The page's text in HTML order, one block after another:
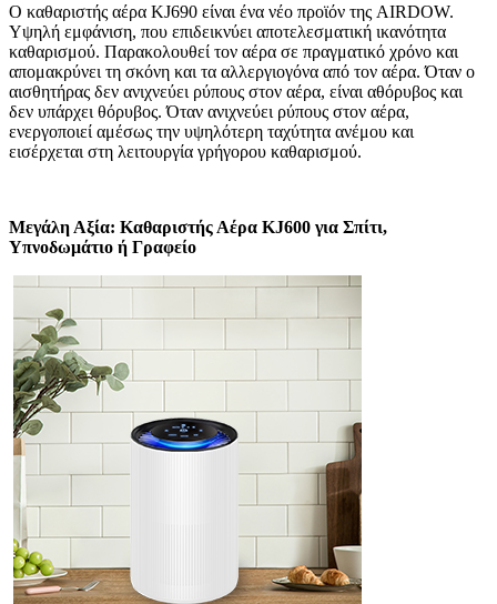
Ο καθαριστής αέρα KJ690 είναι ένα νέο προϊόν της AIRDOW.
Υψηλή εμφάνιση, που επιδεικνύει αποτελεσματική ικανότητα
καθαρισμού. Παρακολουθεί τον αέρα σε πραγματικό χρόνο και
απομακρύνει τη σκόνη και τα αλλεργιογόνα από τον αέρα. Όταν ο
αισθητήρας δεν ανιχνεύει ρύπους στον αέρα, είναι αθόρυβος και
δεν υπάρχει θόρυβος. Όταν ανιχνεύει ρύπους στον αέρα,
ενεργοποιεί αμέσως την υψηλότερη ταχύτητα ανέμου και
εισέρχεται στη λειτουργία γρήγορου καθαρισμού.
Μεγάλη Αξία: Καθαριστής Αέρα KJ600 για Σπίτι,
Υπνοδωμάτιο ή Γραφείο